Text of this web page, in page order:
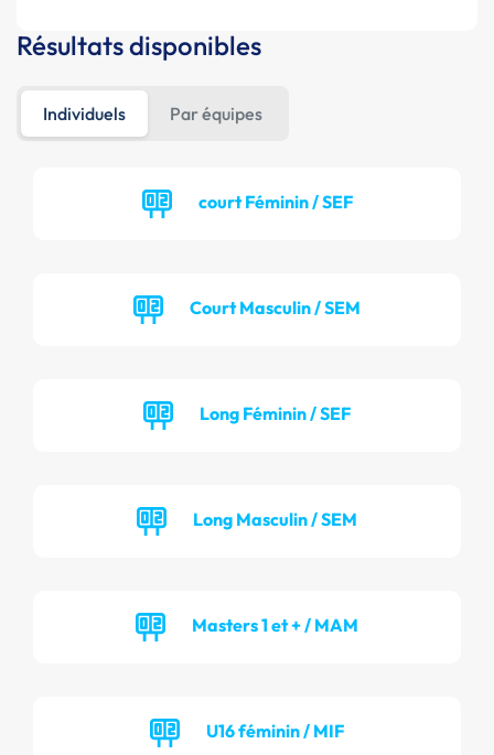
Résultats disponibles
Individuels Par équipes
court Féminin / SEF
Court Masculin / SEM
Long Féminin / SEF
Long Masculin / SEM
Masters 1 et + / MAM
U16 féminin / MIF